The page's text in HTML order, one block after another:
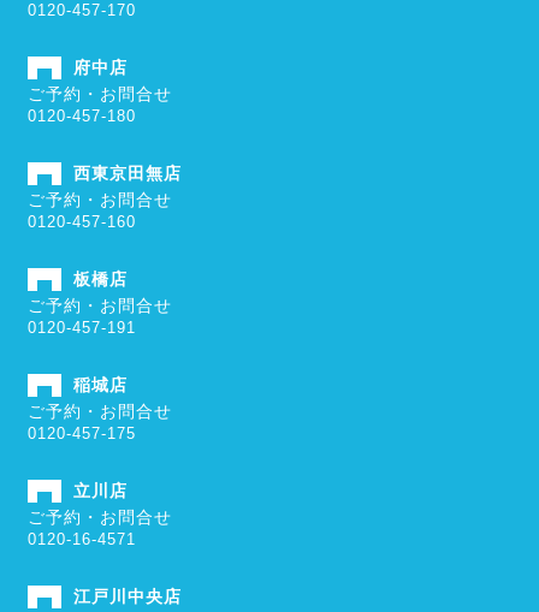
0120-457-170
府中店
ご予約・お問合せ
0120-457-180
西東京田無店
ご予約・お問合せ
0120-457-160
板橋店
ご予約・お問合せ
0120-457-191
稲城店
ご予約・お問合せ
0120-457-175
立川店
ご予約・お問合せ
0120-16-4571
江戸川中央店